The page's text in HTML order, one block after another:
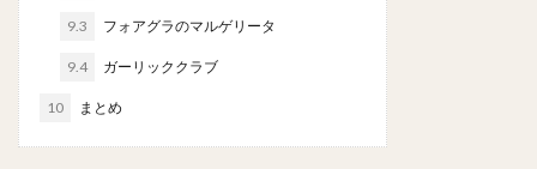
9.3 フォアグラのマルゲリータ
9.4 ガーリッククラブ
10 まとめ